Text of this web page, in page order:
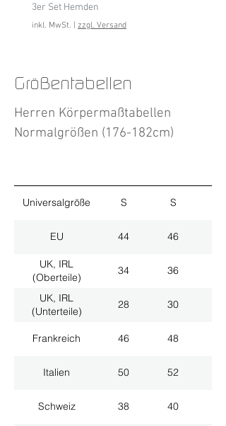
3er Set Hemden
inkl. MwSt. zzgl. Versand
Größentabellen
Herren Körpermaßtabellen
Normalgrößen (176-182cm)
Universalgröße S S
EU 44 46
UK, IRL
(Oberteile)
34 36
UK, IRL
(Unterteile)
28 30
Frankreich 46 48
Italien 50 52
Schweiz 38 40